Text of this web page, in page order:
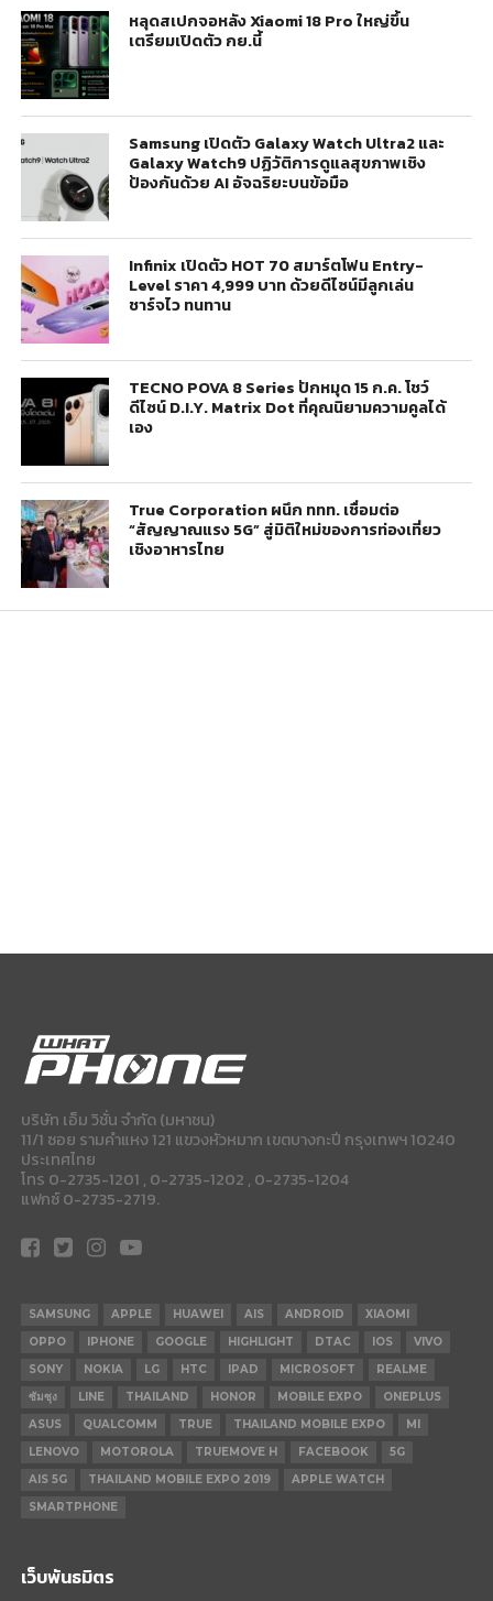
หลุดสเปกจอหลัง Xiaomi 18 Pro ใหญ่ขึ้น
เตรียมเปิดตัว กย.นี้
Samsung เปิดตัว Galaxy Watch Ultra2 และ
Galaxy Watch9 ปฏิวัติการดูแลสุขภาพเชิง
ป้องกันด้วย AI อัจฉริยะบนข้อมือ
Infinix เปิดตัว HOT 70 สมาร์ตโฟน Entry-
Level ราคา 4,999 บาท ด้วยดีไซน์มีลูกเล่น
ชาร์จไว ทนทาน
TECNO POVA 8 Series ปักหมุด 15 ก.ค. โชว์
ดีไซน์ D.I.Y. Matrix Dot ที่คุณนิยามความคูลได้
เอง
True Corporation ผนึก ททท. เชื่อมต่อ
“สัญญาณแรง 5G” สู่มิติใหม่ของการท่องเที่ยว
เชิงอาหารไทย
บริษัท เอ็ม วิชั่น จำกัด (มหาชน)
11/1 ซอย รามคำแหง 121 แขวงหัวหมาก เขตบางกะปี กรุงเทพฯ 10240
ประเทศไทย
โทร 0-2735-1201 , 0-2735-1202 , 0-2735-1204
แฟกซ์ 0-2735-2719.
SAMSUNG APPLE HUAWEI AIS ANDROID
XIAOMI
OPPO
IPHONE GOOGLE HIGHLIGHT DTAC IOS
VIVO
SONY
NOKIA LG HTC IPAD MICROSOFT
REALME
ซัมซุง
LINE THAILAND HONOR MOBILE EXPO
ONEPLUS
ASUS
QUALCOMM TRUE THAILAND MOBILE EXPO
MI
LENOVO
MOTOROLA TRUEMOVE H FACEBOOK
5G
AIS 5G
THAILAND MOBILE EXPO 2019
APPLE WATCH
SMARTPHONE
เว็บพันธมิตร